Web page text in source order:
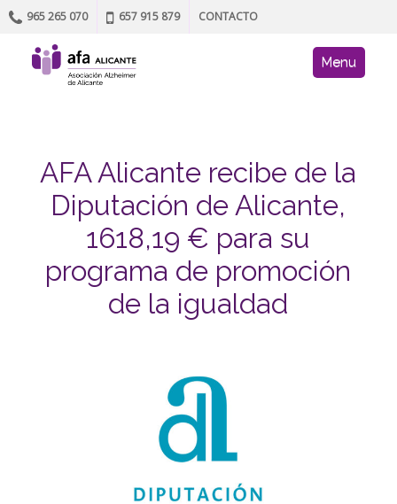
965 265 070 657 915 879 CONTACTO
AFA site
Skip to content
Menu
AFA Alicante recibe de la
Diputación de Alicante,
1618,19 € para su
programa de promoción
de la igualdad